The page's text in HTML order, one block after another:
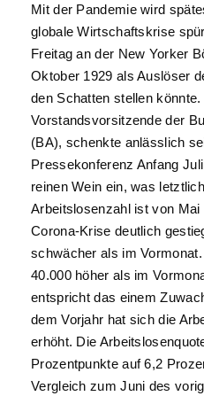
Mit der Pandemie wird
globale Wirtschaftskrise
Freitag an der New Yorker
Oktober 1929 als Auslöser
den Schatten stellen
Vorstandsvorsitzende der
(BA), schenkte anlässlich
Pressekonferenz Anfang
reinen Wein ein, was
Arbeitslosenzahl ist von Mai
Corona-Krise deutlich
schwächer als im
40.000 höher als im
entspricht das einem
dem Vorjahr hat sich die
erhöht. Die
Prozentpunkte auf 6,2
Vergleich zum Juni des